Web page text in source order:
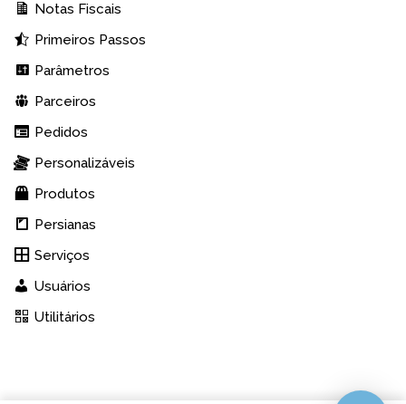
Notas Fiscais
Primeiros Passos
Parâmetros
Parceiros
Pedidos
Personalizáveis
Produtos
Persianas
Serviços
Usuários
Utilitários